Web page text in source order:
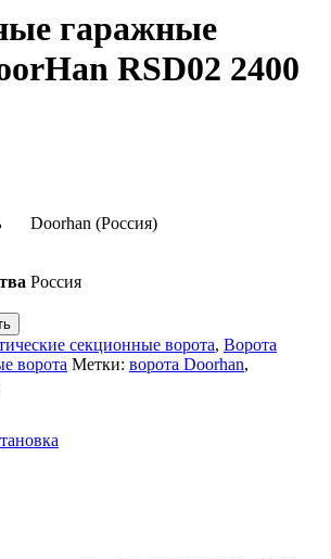
гаражные
RSD02 2400
Doorhan (Россия)
Россия
секционные ворота, Ворота
ворота Метки: ворота Doorhan,